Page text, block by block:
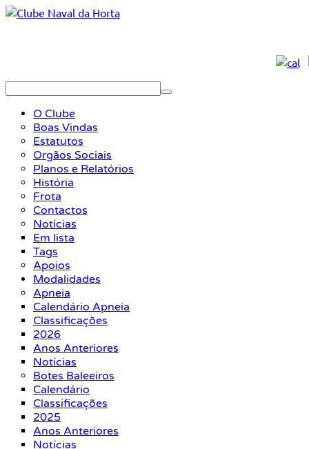
O Clube
Boas Vindas
Estatutos
Orgãos Sociais
Planos e Relatórios
História
Frota
Contactos
Notícias
Em lista
Tags
Apoios
Modalidades
Apneia
Calendário Apneia
Classificações
2026
Anos Anteriores
Notícias
Botes Baleeiros
Calendário
Classificações
2025
Anos Anteriores
Notícias